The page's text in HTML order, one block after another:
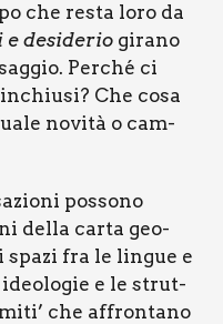
che resta loro da
e desi­de­rio gira­no
Per­ché ci
Che cosa
novi­tà o cam­
pos­so­no
del­la car­ta geo­
fra le lin­gue e
e le strut­
che affron­ta­no